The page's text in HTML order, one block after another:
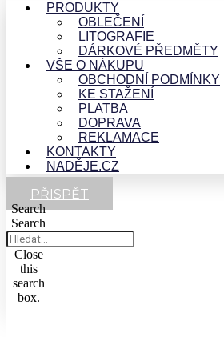
PRODUKTY
OBLEČENÍ
LITOGRAFIE
DÁRKOVÉ PŘEDMĚTY
VŠE O NÁKUPU
OBCHODNÍ PODMÍNKY
KE STAŽENÍ
PLATBA
DOPRAVA
REKLAMACE
KONTAKTY
NADĚJE.CZ
PŘISPĚT
Search
Search
Close
this
search
box.